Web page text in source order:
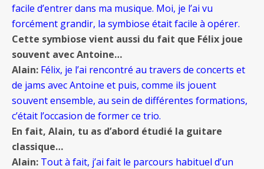
facile d’entrer dans ma musique. Moi, je l’ai vu
forcément grandir, la symbiose était facile à opérer.
Cette symbiose vient aussi du fait que Félix joue
souvent avec Antoine…
Alain: Félix, je l’ai rencontré au travers de concerts et
de jams avec Antoine et puis, comme ils jouent
souvent ensemble, au sein de différentes formations,
c’était l’occasion de former ce trio.
En fait, Alain, tu as d’abord étudié la guitare
classique…
Alain: Tout à fait, j’ai fait le parcours habituel d’un